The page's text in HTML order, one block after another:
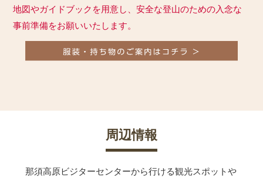
地図やガイドブックを用意し、安全な登山のための入念な
事前準備をお願いいたします。
周辺情報
那須高原ビジターセンターから行ける観光スポットや